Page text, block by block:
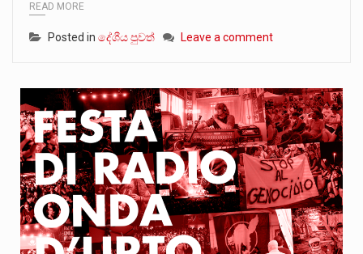
READ MORE
Posted in දේශීය පුවත් Leave a comment